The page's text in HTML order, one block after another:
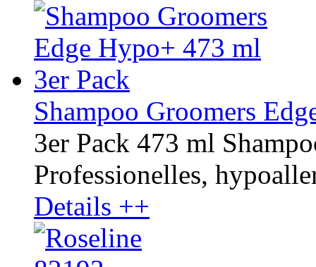
Shampoo Groomers
3er Pack 473 ml
Professionelles,
Details ++